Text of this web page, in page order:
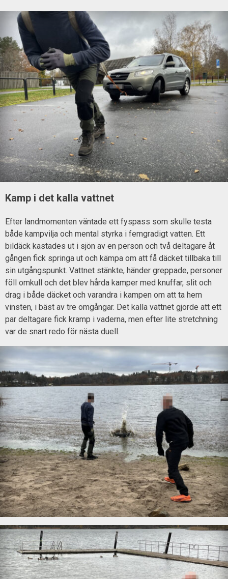
Kamp i det kalla vattnet
Efter landmomenten väntade ett fyspass som skulle testa
både kampvilja och mental styrka i femgradigt vatten. Ett
bildäck kastades ut i sjön av en person och två deltagare åt
gången fick springa ut och kämpa om att få däcket tillbaka till
sin utgångspunkt. Vattnet stänkte, händer greppade, personer
föll omkull och det blev hårda kamper med knuffar, slit och
drag i både däcket och varandra i kampen om att ta hem
vinsten, i bäst av tre omgångar. Det kalla vattnet gjorde att ett
par deltagare fick kramp i vaderna, men efter lite stretchning
var de snart redo för nästa duell.